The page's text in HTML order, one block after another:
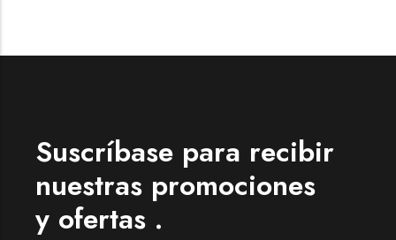
Suscríbase para recibir
nuestras promociones
y ofertas .